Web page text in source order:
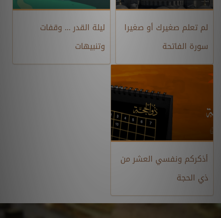
لم تعلم صغيرك أو صغيرا
سورة الفاتحة
ليلة القدر ... وقفات
وتنبيهات
أذكركم ونفسي العشر من
ذي الحجة